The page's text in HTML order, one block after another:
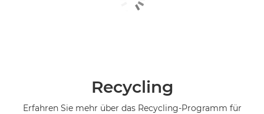
Recycling
Erfahren Sie mehr über das Recycling-Programm für